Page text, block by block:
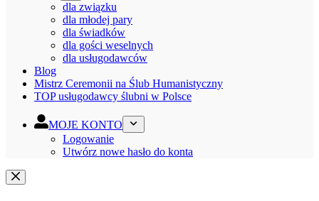
dla związku
dla młodej pary
dla świadków
dla gości weselnych
dla usługodawców
Blog
Mistrz Ceremonii na Ślub Humanistyczny
TOP usługodawcy ślubni w Polsce
MOJE KONTO
Logowanie
Utwórz nowe hasło do konta